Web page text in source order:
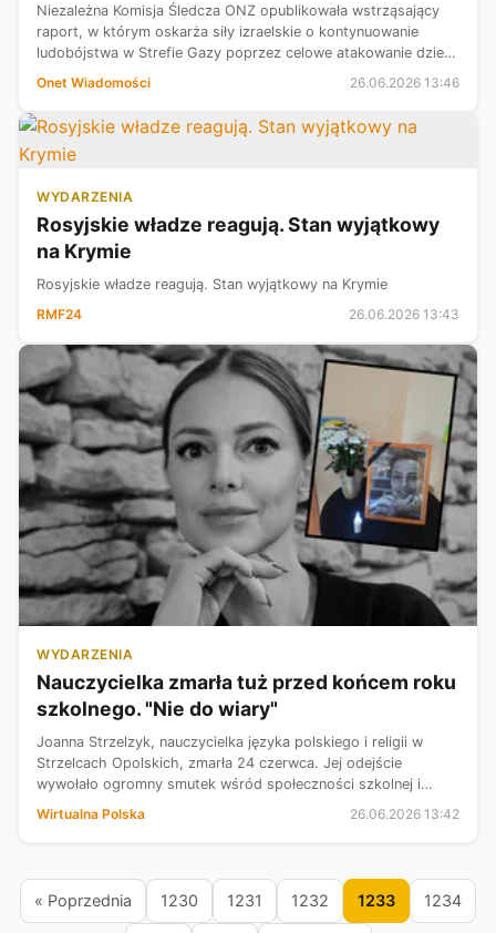
Niezależna Komisja Śledcza ONZ opublikowała wstrząsający
raport, w którym oskarża siły izraelskie o kontynuowanie
ludobójstwa w Strefie Gazy poprzez celowe atakowanie dzieci.
Izrael gwałtownie zaprzecza tym doniesieniom, nazywając je
"politycznym osz...
Onet Wiadomości 26.06.2026 13:46
WYDARZENIA
Rosyjskie władze reagują. Stan wyjątkowy
na Krymie
Rosyjskie władze reagują. Stan wyjątkowy na Krymie
RMF24
26.06.2026 13:43
WYDARZENIA
Nauczycielka zmarła tuż przed końcem roku
szkolnego. "Nie do wiary"
Joanna Strzelzyk, nauczycielka języka polskiego i religii w
Strzelcach Opolskich, zmarła 24 czerwca. Jej odejście
wywołało ogromny smutek wśród społeczności szkolnej i
Wirtualna Polska 26.06.2026 13:42
« Poprzednia 1230 1231 1232 1233 1234